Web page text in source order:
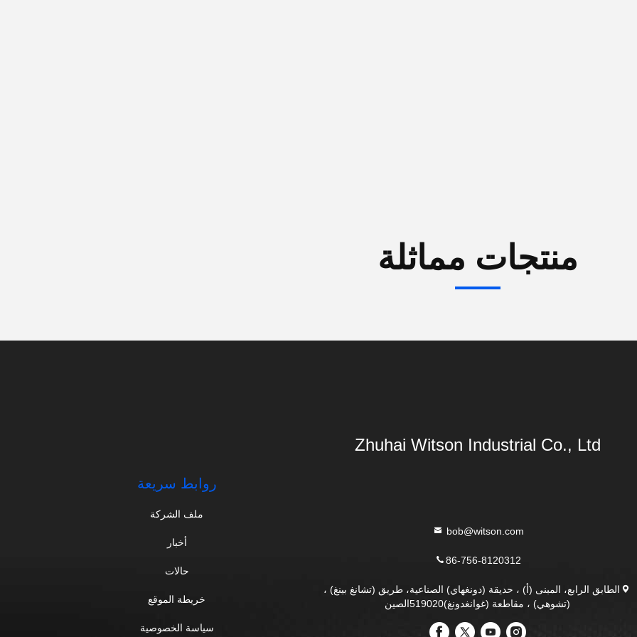
منتجات مماثلة
Zhuhai Witson Industrial Co., Ltd
bob@witson.com
86-756-8120312
الطابق الرابع، المبنى (أ) ، حديقة (دونغهاي) الصناعية، طريق (تشانغ بينغ) ،
(تشوهي) ، مقاطعة (غوانغدونغ)519020الصين
روابط سريعة
ملف الشركة
أخبار
حالات
خريطة الموقع
سياسة الخصوصية